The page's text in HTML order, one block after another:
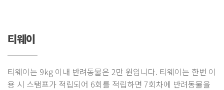
티웨이
티웨이는 9kg 이내 반려동물은 2만 원입니다. 티웨이는 한번 이
용 시 스탬프가 적립되어 6회를 적립하면 7회차에 반려동물을